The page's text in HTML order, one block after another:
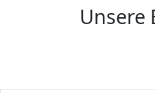
Unsere